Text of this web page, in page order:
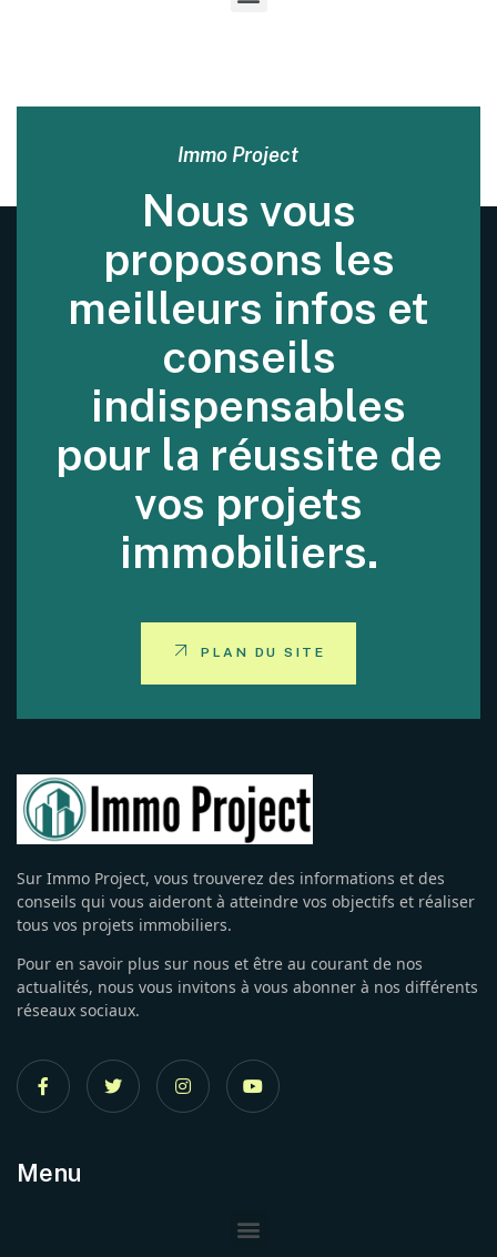
Immo Project
Nous vous
proposons les
meilleurs infos et
conseils
indispensables
pour la réussite de
vos projets
immobiliers.
PLAN DU SITE
Sur Immo Project, vous trouverez des informations et des
conseils qui vous aideront à atteindre vos objectifs et réaliser
tous vos projets immobiliers.
Pour en savoir plus sur nous et être au courant de nos
actualités, nous vous invitons à vous abonner à nos différents
réseaux sociaux.
Menu